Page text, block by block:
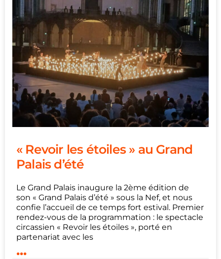
« Revoir les étoiles » au Grand
Palais d’été
Le Grand Palais inaugure la 2ème édition de
son « Grand Palais d’été » sous la Nef, et nous
confie l’accueil de ce temps fort estival. Premier
rendez-vous de la programmation : le spectacle
circassien « Revoir les étoiles », porté en
partenariat avec les
...